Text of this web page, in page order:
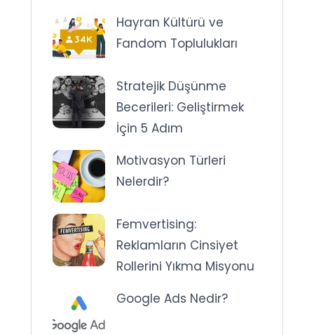
Hayran Kültürü ve
Fandom Toplulukları
Stratejik Düşünme
Becerileri: Geliştirmek
İçin 5 Adım
Motivasyon Türleri
Nelerdir?
Femvertising:
Reklamların Cinsiyet
Rollerini Yıkma Misyonu
Google Ads Nedir?